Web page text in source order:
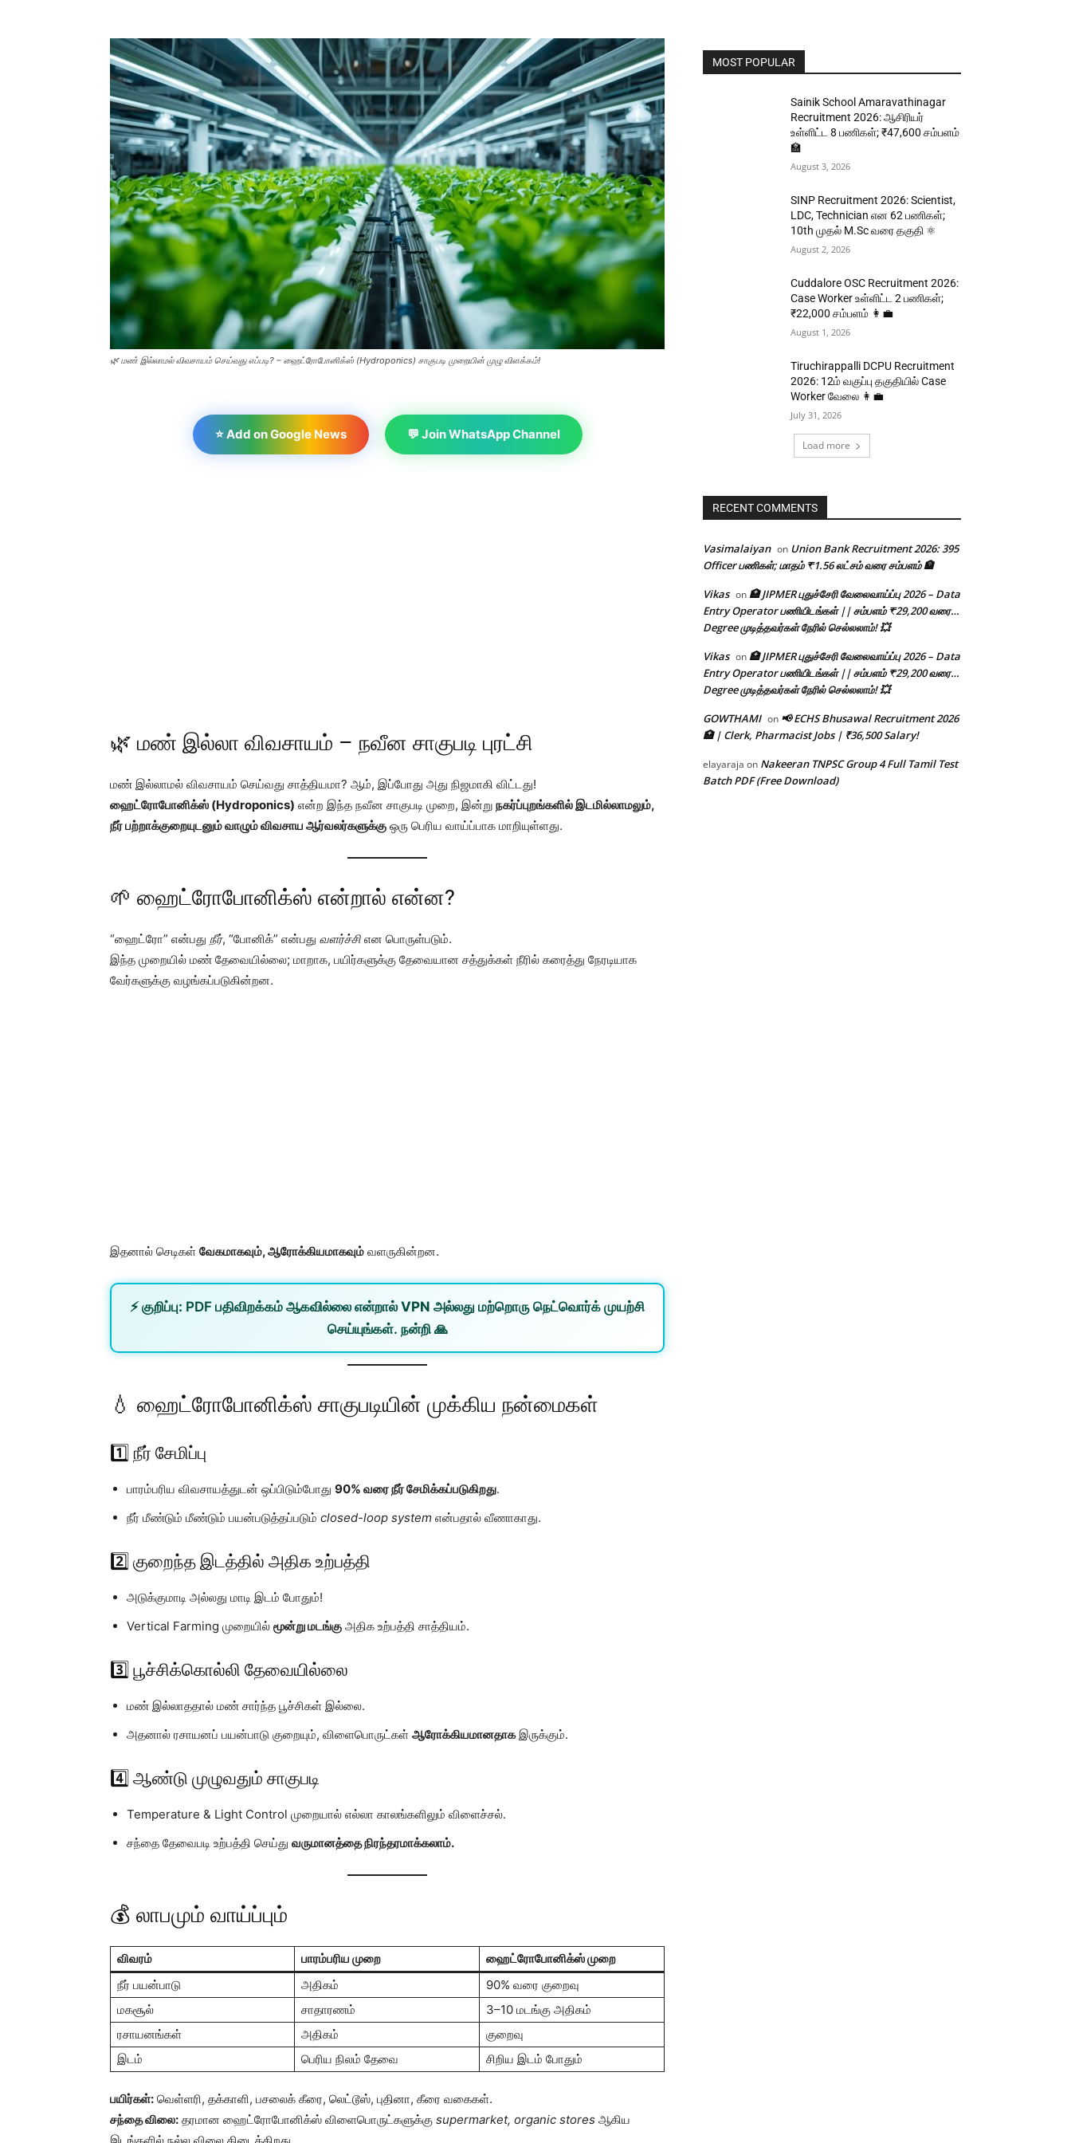
🌿 மண் இல்லாமல் விவசாயம் செய்வது எப்படி? – ஹைட்ரோபோனிக்ஸ் (Hydroponics) சாகுபடி முறையின் முழு விளக்கம்!
⭐ Add on Google News 💬 Join WhatsApp Channel
🌿 மண் இல்லா விவசாயம் – நவீன சாகுபடி புரட்சி
மண் இல்லாமல் விவசாயம் செய்வது சாத்தியமா? ஆம், இப்போது அது நிஜமாகி விட்டது!
ஹைட்ரோபோனிக்ஸ் (Hydroponics) என்ற இந்த நவீன சாகுபடி முறை, இன்று நகர்ப்புறங்களில் இடமில்லாமலும்,
நீர் பற்றாக்குறையுடனும் வாழும் விவசாய ஆர்வலர்களுக்கு ஒரு பெரிய வாய்ப்பாக மாறியுள்ளது.
🌱 ஹைட்ரோபோனிக்ஸ் என்றால் என்ன?
“ஹைட்ரோ” என்பது நீர், “போனிக்” என்பது வளர்ச்சி என பொருள்படும்.
இந்த முறையில் மண் தேவையில்லை; மாறாக, பயிர்களுக்கு தேவையான சத்துக்கள் நீரில் கரைத்து நேரடியாக
வேர்களுக்கு வழங்கப்படுகின்றன.
இதனால் செடிகள் வேகமாகவும், ஆரோக்கியமாகவும் வளருகின்றன.
⚡ குறிப்பு: PDF பதிவிறக்கம் ஆகவில்லை என்றால் VPN அல்லது மற்றொரு நெட்வொர்க் முயற்சி
செய்யுங்கள். நன்றி 🙏
💧 ஹைட்ரோபோனிக்ஸ் சாகுபடியின் முக்கிய நன்மைகள்
1️⃣ நீர் சேமிப்பு
பாரம்பரிய விவசாயத்துடன் ஒப்பிடும்போது 90% வரை நீர் சேமிக்கப்படுகிறது.
நீர் மீண்டும் மீண்டும் பயன்படுத்தப்படும் closed-loop system என்பதால் வீணாகாது.
2️⃣ குறைந்த இடத்தில் அதிக உற்பத்தி
அடுக்குமாடி அல்லது மாடி இடம் போதும்!
Vertical Farming முறையில் மூன்று மடங்கு அதிக உற்பத்தி சாத்தியம்.
3️⃣ பூச்சிக்கொல்லி தேவையில்லை
மண் இல்லாததால் மண் சார்ந்த பூச்சிகள் இல்லை.
அதனால் ரசாயனப் பயன்பாடு குறையும், விளைபொருட்கள் ஆரோக்கியமானதாகஇருக்கும்.
4️⃣ ஆண்டு முழுவதும் சாகுபடி
Temperature & Light Control முறையால் எல்லா காலங்களிலும் விளைச்சல்.
சந்தை தேவைபடி உற்பத்தி செய்து வருமானத்தை நிரந்தரமாக்கலாம்.
💰 லாபமும் வாய்ப்பும்
விவரம் பாரம்பரிய முறை
ஹைட்ரோபோனிக்ஸ் முறை
நீர் பயன்பாடு
அதிகம்
90% வரை குறைவு
மகசூல்
சாதாரணம்
3–10 மடங்கு அதிகம்
ரசாயனங்கள்
அதிகம்
குறைவு
இடம்
பெரிய நிலம் தேவை சிறிய இடம் போதும்
பயிர்கள்: வெள்ளரி, தக்காளி, பசலைக் கீரை, லெட்டூஸ், புதினா, கீரை வகைகள்.
சந்தை விலை: தரமான ஹைட்ரோபோனிக்ஸ் விளைபொருட்களுக்கு supermarket, organic stores ஆகிய
MOST POPULAR
Sainik School Amaravathinagar
Recruitment 2026: ஆசிரியர்
உள்ளிட்ட 8 பணிகள்; ₹47,600 சம்பளம்
🏫
August 3, 2026
SINP Recruitment 2026: Scientist,
LDC, Technician என 62 பணிகள்;
10th முதல் M.Sc வரை தகுதி ⚛️
August 2, 2026
Cuddalore OSC Recruitment 2026:
Case Worker உள்ளிட்ட 2 பணிகள்;
₹22,000 சம்பளம் 👩‍💼
August 1, 2026
Tiruchirappalli DCPU Recruitment
2026: 12ம் வகுப்பு தகுதியில் Case
Worker வேலை 👩‍💼
July 31, 2026
Load more
RECENT COMMENTS
Vasimalaiyan on Union Bank Recruitment 2026: 395
Officer பணிகள்; மாதம் ₹1.56 லட்சம் வரை சம்பளம் 🏦
Vikas on🏥 JIPMER புதுச்சேரி வேலைவாய்ப்பு 2026 – Data
Entry Operator பணியிடங்கள் || சம்பளம் ₹29,200 வரை…
Degree முடித்தவர்கள் நேரில் செல்லலாம்! 💥
Vikas on🏥 JIPMER புதுச்சேரி வேலைவாய்ப்பு 2026 – Data
Entry Operator பணியிடங்கள் || சம்பளம் ₹29,200 வரை…
Degree முடித்தவர்கள் நேரில் செல்லலாம்! 💥
GOWTHAMI on 📢 ECHS Bhusawal Recruitment 2026
🏥 | Clerk, Pharmacist Jobs | ₹36,500 Salary!
elayaraja on Nakeeran TNPSC Group 4 Full Tamil Test
Batch PDF (Free Download)